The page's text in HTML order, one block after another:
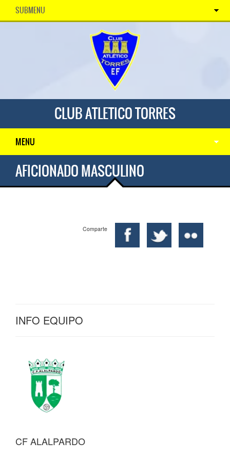
SUBMENU
CLUB ATLETICO TORRES
MENU
AFICIONADO MASCULINO
Comparte
INFO EQUIPO
CF ALALPARDO